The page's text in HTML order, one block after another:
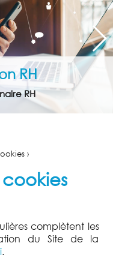
RH
RH
›
complètent les
du Site de la
.